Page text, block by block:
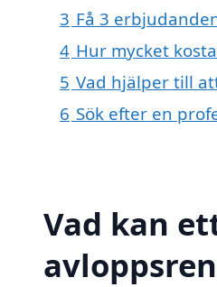
3 Få 3
4 Hur mycket
5 Vad hjälper till
6 Sök efter en
Vad kan